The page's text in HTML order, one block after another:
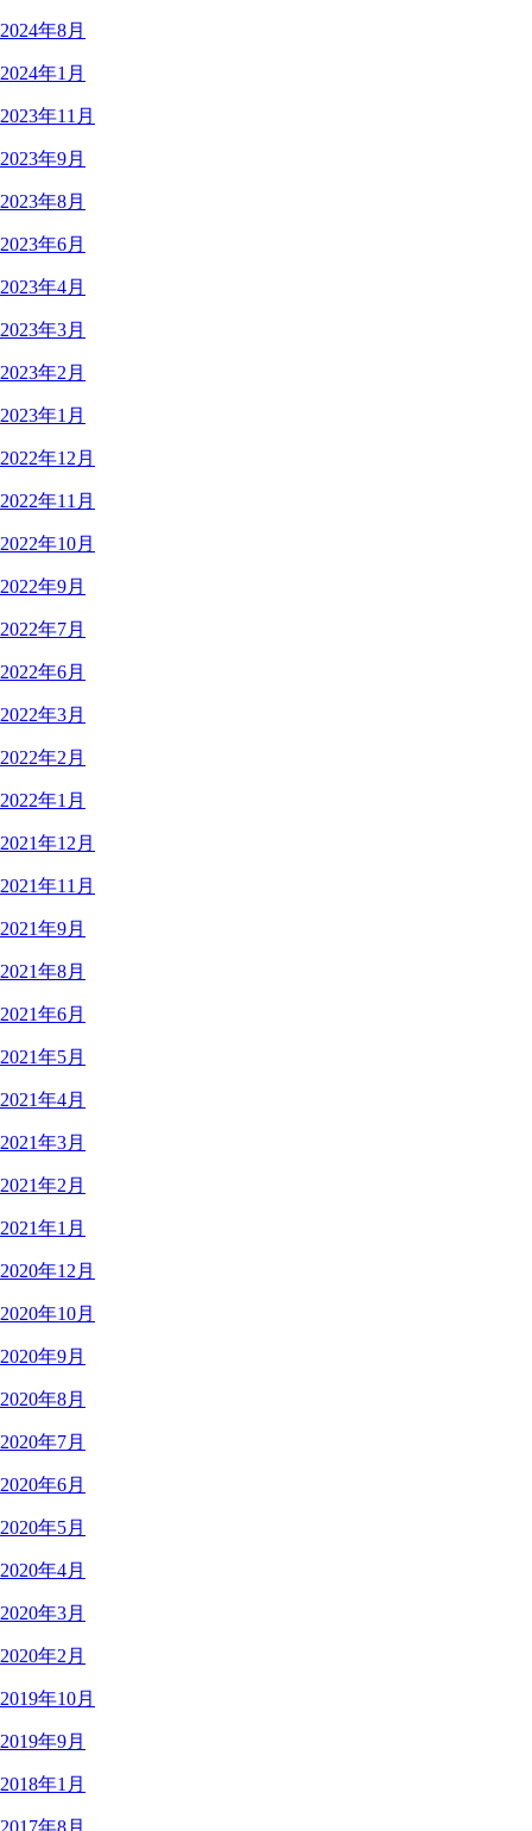
2024年8月
2024年1月
2023年11月
2023年9月
2023年8月
2023年6月
2023年4月
2023年3月
2023年2月
2023年1月
2022年12月
2022年11月
2022年10月
2022年9月
2022年7月
2022年6月
2022年3月
2022年2月
2022年1月
2021年12月
2021年11月
2021年9月
2021年8月
2021年6月
2021年5月
2021年4月
2021年3月
2021年2月
2021年1月
2020年12月
2020年10月
2020年9月
2020年8月
2020年7月
2020年6月
2020年5月
2020年4月
2020年3月
2020年2月
2019年10月
2019年9月
2018年1月
2017年8月